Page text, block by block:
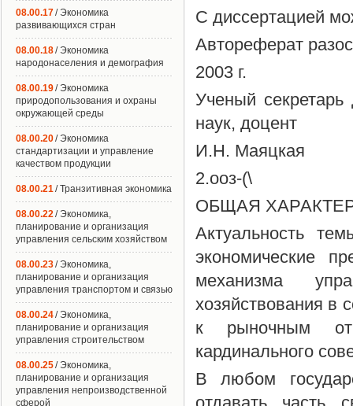
С диссертацией
Автореферат
2003 г.
Ученый секретарь
наук, доцент
И.Н. Маяцкая
2.ооз-(\
ОБЩАЯ
Актуальность
экономические
механизма
хозяйствования в
к рыночным
кардинального
В любом
08.00.17/ Экономика
развивающихся стран
08.00.18/ Экономика
народонаселения и демография
08.00.19/ Экономика
природопользования и охраны
окружающей среды
08.00.20/ Экономика
стандартизации и управление
качеством продукции
08.00.21/ Транзитивная экономика
08.00.22/ Экономика,
планирование и организация
управления сельским хозяйством
08.00.23/ Экономика,
планирование и организация
управления транспортом и связью
08.00.24/ Экономика,
планирование и организация
управления строительством
08.00.25/ Экономика,
планирование и организация
управления непроизводственной
сферой